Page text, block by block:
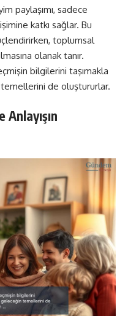
paylaşımı, sadece
katkı sağlar. Bu
toplumsal
olanak tanır.
bilgilerini taşımakla
de oluştururlar.